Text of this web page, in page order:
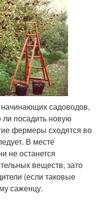
садоводов,
посадить новую
фермеры сходятся во
В месте
не останется
веществ, зато
(если таковые
саженцу.